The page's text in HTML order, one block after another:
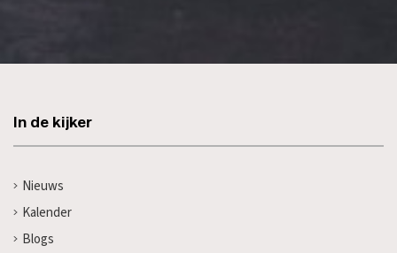
In de kijker
Nieuws
Kalender
Blogs